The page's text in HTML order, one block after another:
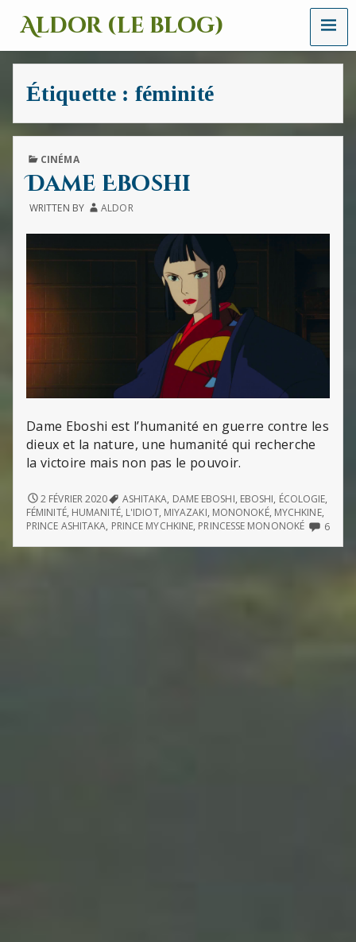
Aldor (le blog)
Un
site
avec
des
des
images
et
sons
MENU
Étiquette : féminité
PUBLISHED
CINÉMA
Dame Eboshi
WRITTEN BY ALDOR
Dame Eboshi est l’humanité en guerre contre les
dieux et la nature, une humanité qui recherche
la victoire mais non pas le pouvoir.
DAME
EBOSHI
2 FÉVRIER 2020 ASHITAKA, DAME EBOSHI, EBOSHI, ÉCOLOGIE,
FÉMINITÉ, HUMANITÉ, L'IDIOT, MIYAZAKI, MONONOKÉ, MYCHKINE,
PRINCE ASHITAKA, PRINCE MYCHKINE, PRINCESSE MONONOKÉ 66